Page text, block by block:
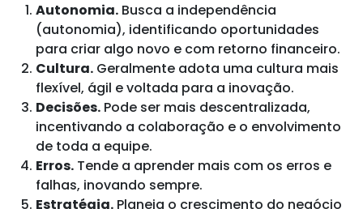
Autonomia. Busca a independência
(autonomia), identificando oportunidades
para criar algo novo e com retorno financeiro.
Cultura. Geralmente adota uma cultura mais
flexível, ágil e voltada para a inovação.
Decisões. Pode ser mais descentralizada,
incentivando a colaboração e o envolvimento
de toda a equipe.
Erros. Tende a aprender mais com os erros e
falhas, inovando sempre.
Estratégia. Planeja o crescimento do negócio